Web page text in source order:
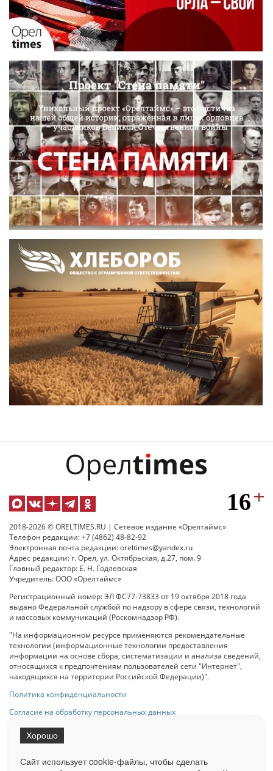
2018-2026 © ORELTIMES.RU | Сетевое издание «Орелтаймс»
Телефон редакции: +7 (4862) 48-82-92
Электронная почта редакции: oreltimes@yandex.ru
Адрес редакции: г. Орел, ул. Октябрьская, д.27, пом. 9
Главный редактор: Е. Н. Годлевская
Учредитель: ООО «Орелтаймс»
Регистрационный номер: ЭЛ ФС77-73833 от 19 октября 2018 года
выдано Федеральной службой по надзору в сфере связи, технологий
и массовых коммуникаций (Роскомнадзор РФ).
"На информационном ресурсе применяются рекомендательные
технологии (информационные технологии предоставления
информации на основе сбора, систематизации и анализа сведений,
относящихся к предпочтениям пользователей сети "Интернет",
находящихся на территории Российской Федерации)".
Политика конфиденциальности
Согласие на обработку персональных данных
на Сетевое издание «ОрелТаймс» обязательна.
Сайт использует cookie-файлы, чтобы сделать
Хорошо